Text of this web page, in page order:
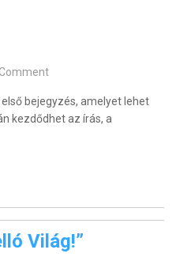
bejegyzés, amelyet lehet
kezdődhet az írás, a
Világ!”